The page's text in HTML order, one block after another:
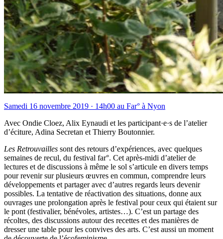
Samedi 16 novembre 2019 · 14h00 au Far° à Nyon
Avec Ondie Cloez, Alix Eynaudi et les participant·e·s de l’atelier
d’éciture, Adina Secretan et Thierry Boutonnier.
Les Retrouvailles sont des retours d’expériences, avec quelques
semaines de recul, du festival far°. Cet après-midi d’atelier de
lectures et de discussions à même le sol s’articule en divers temps
pour revenir sur plusieurs œuvres en commun, comprendre leurs
développements et partager avec d’autres regards leurs devenir
possibles. La tentative de réactivation des situations, donne aux
ouvrages une prolongation après le festival pour ceux qui étaient sur
le pont (festivalier, bénévoles, artistes…). C’est un partage des
récoltes, des discussions autour des recettes et des manières de
dresser une table pour les convives des arts. C’est aussi un moment